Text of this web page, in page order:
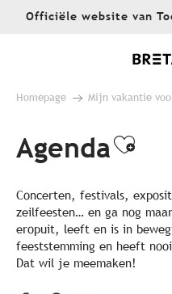
AllerOfficiële website van
Homepage Mijn vakantie
Agenda
Concerten, festivals,
zeilfeesten… en ga nog
eropuit, leeft en is in
feeststemming en heeft
Dat wil je meemaken!